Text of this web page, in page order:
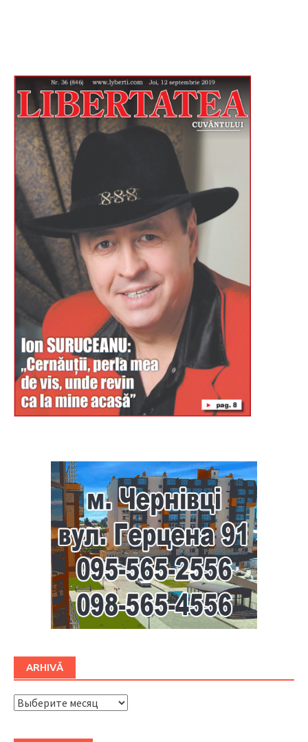
ARHIVĂ
ARHIVĂ